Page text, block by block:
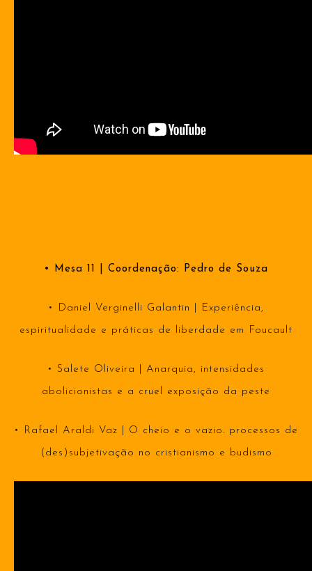
• Mesa 11 | Coordenação: Pedro de Souza
• Daniel Verginelli Galantin | Experiência,
espiritualidade e práticas de liberdade em Foucault
• Salete Oliveira | Anarquia, intensidades
abolicionistas e a cruel exposição da peste
• Rafael Araldi Vaz | O cheio e o vazio. processos de
(des)subjetivação no cristianismo e budismo